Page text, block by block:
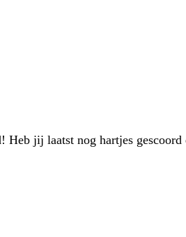
jij laatst nog hartjes gescoord